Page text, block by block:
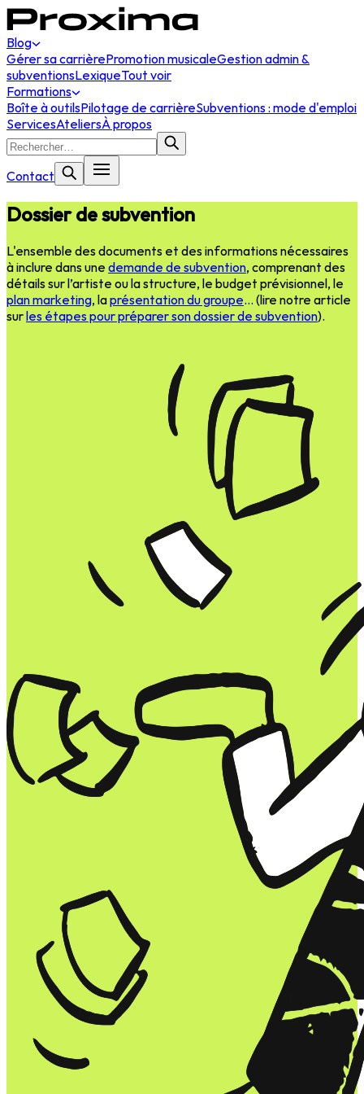
Blog
Gérer sa carrièrePromotion musicaleGestion admin &
subventionsLexiqueTout voir
Formations
Boîte à outilsPilotage de carrièreSubventions : mode d'emploi
ServicesAteliersÀ propos
Contact
Dossier de subvention
L'ensemble des documents et des informations nécessaires
à inclure dans une demande de subvention, comprenant des
détails sur l’artiste ou la structure, le budget prévisionnel, le
plan marketing, laprésentation du groupe… (lire notre article
surles étapes pour préparer son dossier de subvention).